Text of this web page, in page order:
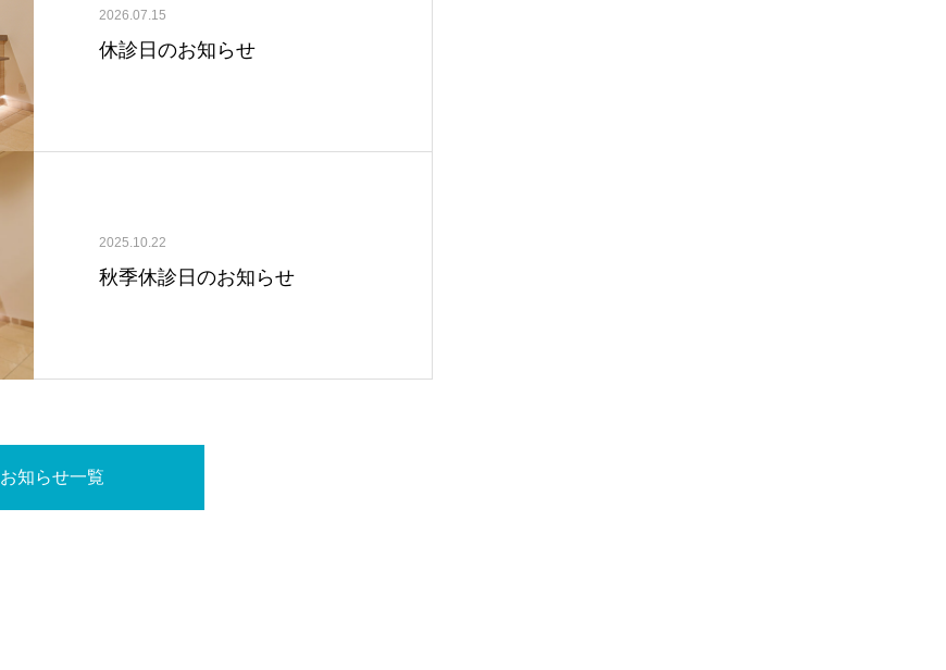
2026.07.15
休診日のお知らせ
2025.10.22
秋季休診日のお知らせ
お知らせ一覧